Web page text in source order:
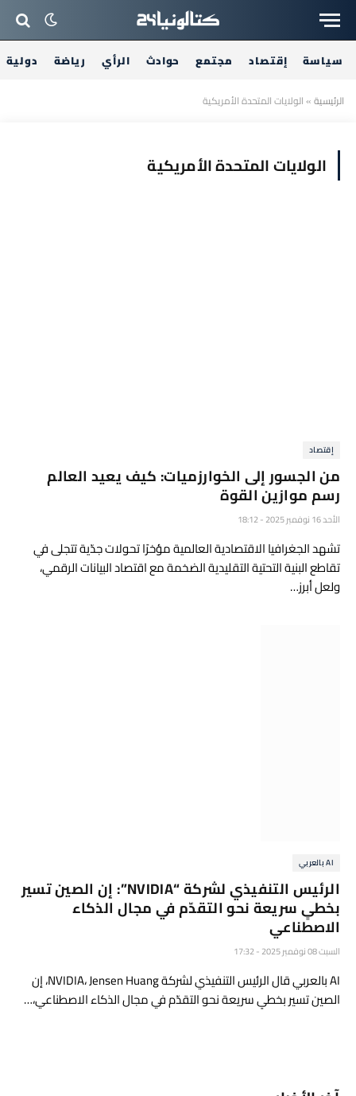
سياسة إقتصاد مجتمع حوادث الرأي رياضة دولية
الرئيسية»الولايات المتحدة الأمريكية
الولايات المتحدة الأمريكية
إقتصاد
من الجسور إلى الخوارزميات: كيف يعيد العالم
رسم موازين القوة
الأحد 16 نوفمبر 2025 - 18:12
تشهد الجغرافيا الاقتصادية العالمية مؤخرًا تحولات جدّية تتجلى في
تقاطع البنية التحتية التقليدية الضخمة مع اقتصاد البيانات الرقمي،
ولعل أبرز…
AI بالعربي
الرئيس التنفيذي لشركة “NVIDIA”: إن الصين تسير
بخطىٍ سريعة نحو التقدّم في مجال الذكاء
الاصطناعي
السبت 08 نوفمبر 2025 - 17:32
AI بالعربي قال الرئيس التنفيذي لشركة NVIDIA، Jensen Huang، إن
الصين تسير بخطىٍ سريعة نحو التقدّم في مجال الذكاء الاصطناعي،…